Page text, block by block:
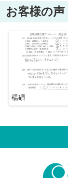
お客様の声
楊碩